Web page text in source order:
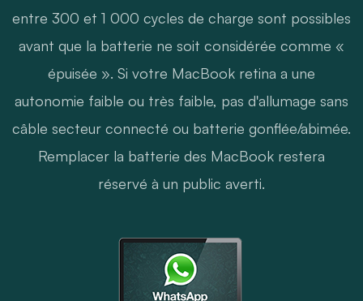
entre 300 et 1 000 cycles de charge sont possibles
avant que la batterie ne soit considérée comme «
épuisée ». Si votre MacBook retina a une
autonomie faible ou très faible, pas d'allumage sans
câble secteur connecté ou batterie gonflée/abimée.
Remplacer la batterie des MacBook restera
réservé à un public averti.